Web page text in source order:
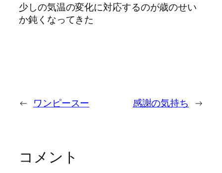
少しの気温の変化に対応するのが歳のせい
か鈍くなってきた
← ワンピースー 感謝の気持ち →
コメント